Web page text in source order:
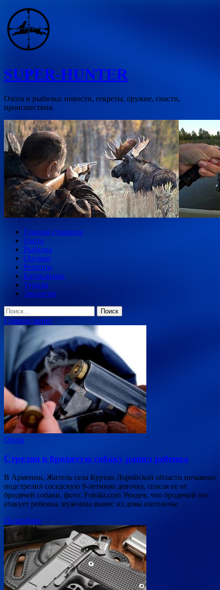
Перейти
содержимому
SUPER-HUNTER
Охота и рыбалка: новости, секреты, оружие, снасти,
происшествия.
Главная страница
Охота
Рыбалка
Оружие
Рецепты
Катаклизмы
Туризм
Экология
Найти:
Главное меню
Охота
Стреляя в бродячую собаку ранил ребенка
В Армении, Житель села Куртан Лорийской области нечаянно
подстрелил соседскую 9-летнюю девочку, спасая ее от
бродячей собаки. фото: Fotolia.com Увидев, что бродячий пес
атакует ребенка, мужчина вынес из дома охотничье …
Подробнее